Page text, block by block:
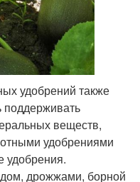
удобрений также
поддерживать
веществ,
удобрениями
удобрения.
дрожжами, борной